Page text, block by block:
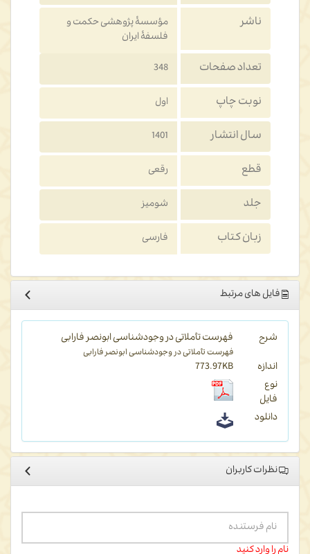
ناشر
مؤسسۀ پژوهشی حکمت و
فلسفۀ ایران
تعداد صفحات 348
نوبت چاپ اول
سال انتشار 1401
قطع رقعی
جلد شومیز
زبان کتاب فارسی
فایل های مرتبط
شرح فهرست تأملاتی در وجودشناسی ابونصر فارابی
فهرست تأملاتی در وجودشناسی ابونصر فارابی
اندازه
773.97KB
نوع
فایل
دانلود
نظرات کاربران
نام را وارد کنید